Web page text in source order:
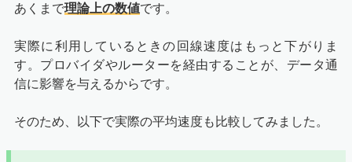
あくまで理論上の数値です。
実際に利用しているときの回線速度はもっと下がりま
す。プロバイダやルーターを経由することが、データ通
信に影響を与えるからです。
そのため、以下で実際の平均速度も比較してみました。